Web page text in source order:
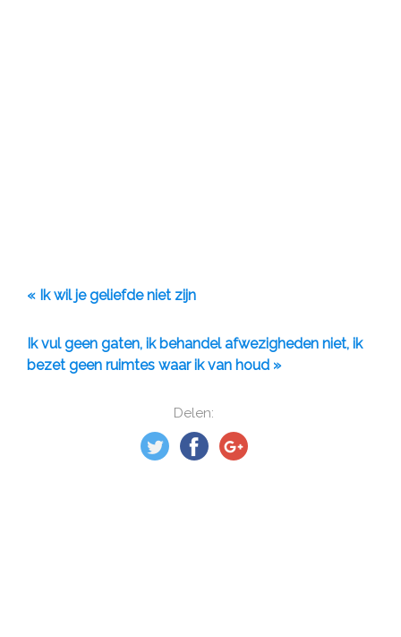
Delen:
« Ik wil je geliefde niet zijn
Ik vul geen gaten, ik behandel afwezigheden niet, ik
bezet geen ruimtes waar ik van houd »